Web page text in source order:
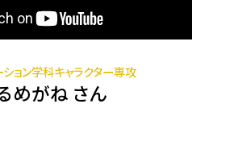
ション学科キャラクター専攻
めがね さん